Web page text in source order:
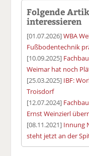
Folgende
interessieren
[01.07.2026]WBA
Fußbodentechnik
[10.09.2025]
Weimar hat noch
[25.03.2025] IBF:
Troisdorf
[12.07.2024]
Ernst Weinzierl
[08.11.2021] Innung
steht jetzt an der